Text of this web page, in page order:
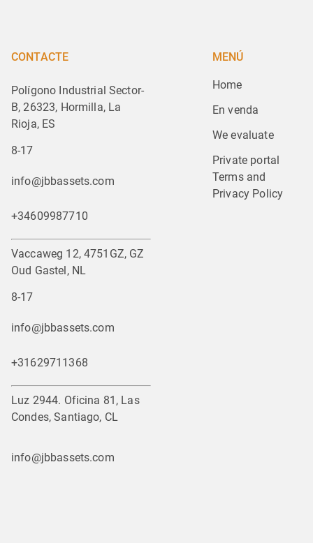
CONTACTE
Polígono Industrial Sector-
B, 26323, Hormilla, La
Rioja, ES
8-17
info@jbbassets.com
+34609987710
Vaccaweg 12, 4751GZ, GZ
Oud Gastel, NL
8-17
info@jbbassets.com
+31629711368
Luz 2944. Oficina 81, Las
Condes, Santiago, CL
info@jbbassets.com
MENÚ
Home
En venda
We evaluate
Private portal
Terms and
Privacy Policy